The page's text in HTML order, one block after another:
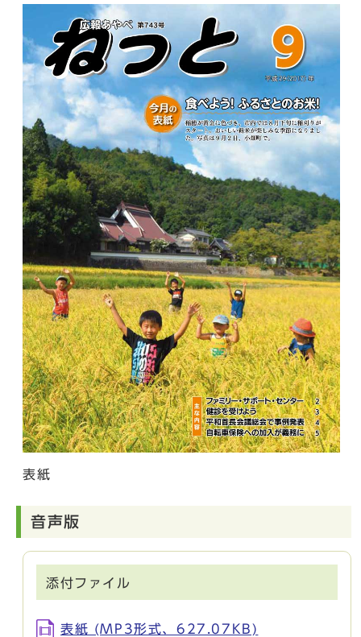
表紙
音声版
添付ファイル
表紙 (MP3形式、627.07KB)